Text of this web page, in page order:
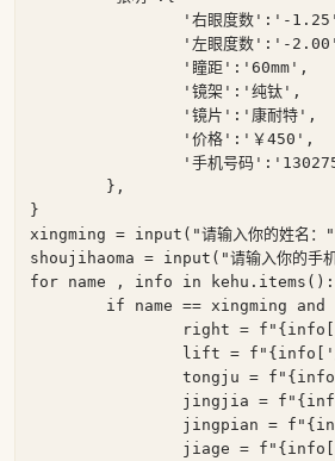
}
xingming = input("请输入你的姓名：
shoujihaoma = input("请输入你的手
for name , info in kehu.items():